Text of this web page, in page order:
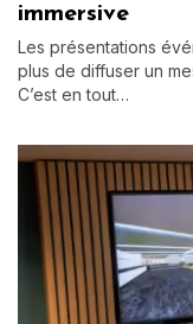
immersive
Les présentations
plus de diffuser un
C’est en tout…